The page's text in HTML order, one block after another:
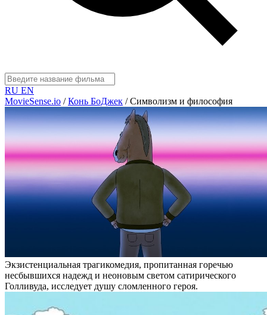
RU EN
MovieSense.io / Конь БоДжек / Символизм и философия
Экзистенциальная трагикомедия, пропитанная горечью
несбывшихся надежд и неоновым светом сатирического
Голливуда, исследует душу сломленного героя.